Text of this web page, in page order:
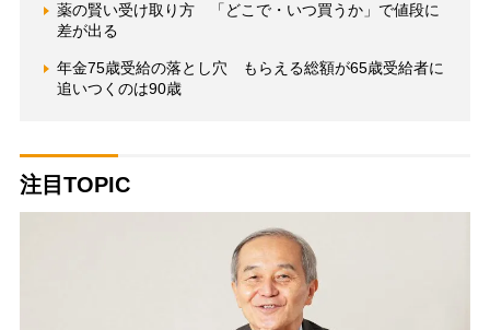
薬の賢い受け取り方 「どこで・いつ買うか」で値段に
差が出る
年金75歳受給の落とし穴 もらえる総額が65歳受給者に
追いつくのは90歳
注目TOPIC